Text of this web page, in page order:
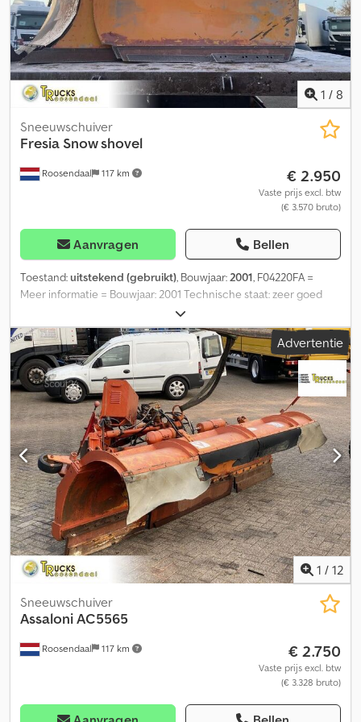
1 / 8
Roosendaal 117 km
Sneeuwschuiver
Fresia Snow shovel
€ 2.950
Vaste prijs excl. btw
(€ 3.570 bruto)
Aanvragen Bellen
Toestand:uitstekend (gebruikt), Bouwjaar:2001, F04220FA =
Meer informatie = Bouwjaar: 2001 Technische staat: zeer goed
Optische staat: zeer goed = Bedrijfsinformatie = Heeft u vragen of
suggesties? Neem dan gerust contact met ons op. Wij
garanderen een antwoord binnen 8 uur. Prijzen zijn exclusief btw.
Aan de verstrekte informatie kunnen geen rechten worden
ontleend. Telefoonnummer kantoor: Mobiel: Nederlands - Engels -
Duits - Frans - Spaans - Italiaans) Beschikbaar via WhatsApp en
Viber. Cjdpfx Ameymq Iwe Terf Mobiel: Beschikbaar via WhatsApp
en Viber. Bij betaling via bankoverschrijving dient het geld te
worden overgemaakt naar onze bankrekening hieronder.
Controleer altijd de betaalgegevens op onze website. Neem
contact met ons op als u andere informatie heeft ontvangen. Bij
twijfel kunt u ons bellen, zodat we de factuur en/of betaling
kunnen controleren. Bankgegevens: Naam bank: ING Adres bank:
Bijlmerdreef 106 1102 CT Amsterdam IBAN-nummer:
NL97INGB0117176699 EORI/BTW/BELASTING: NL810574901B(01)
BIC/SWIFT: INGBNL2A
Advertentie
1 / 12
Roosendaal 117 km
Sneeuwschuiver
AssaloniAC5565
€ 2.750
Vaste prijs excl. btw
(€ 3.328 bruto)